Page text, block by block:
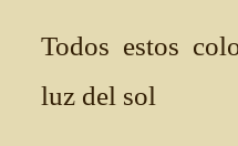
Todos estos
luz del sol